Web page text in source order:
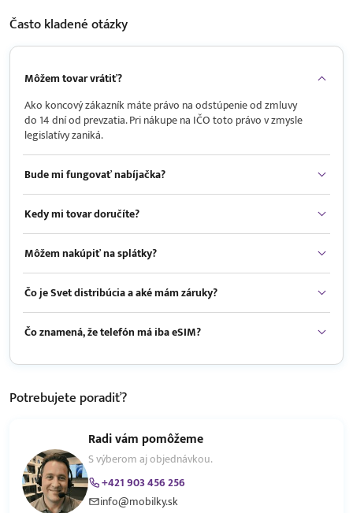
Často kladenéotázky
Môžem tovar vrátiť?
Ako koncový zákazník máte právo na odstúpenie od zmluvy
do 14 dní od prevzatia. Pri nákupe na IČO toto právo v zmysle
legislatívy zaniká.
Bude mi fungovať nabíjačka?
Kedy mi tovar doručíte?
Môžem nakúpiť na splátky?
Čo je Svet distribúcia a aké mám záruky?
Čo znamená, že telefón má iba eSIM?
Potrebujete poradiť?
Radi vám pomôžeme
S výberom aj objednávkou.
+421 903 456 256
info@mobilky.sk